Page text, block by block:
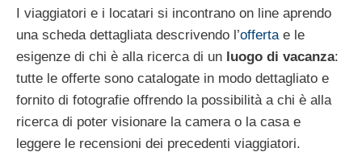
I viaggiatori e i locatari si incontrano on line aprendo
una scheda dettagliata descrivendo l’offerta e le
esigenze di chi è alla ricerca di un luogo di vacanza:
tutte le offerte sono catalogate in modo dettagliato e
fornito di fotografie offrendo la possibilità a chi è alla
ricerca di poter visionare la camera o la casa e
leggere le recensioni dei precedenti viaggiatori.